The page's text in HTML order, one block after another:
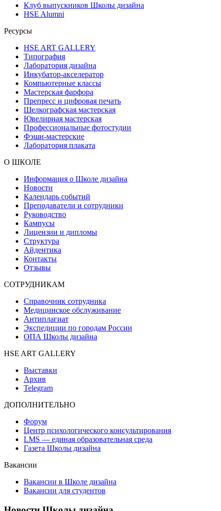
Клуб выпускников Школы дизайна
HSE Alumni
Ресурсы
HSE ART GALLERY
Типография
Лаборатория дизайна
Инкубатор-акселератор
Компьютерные классы
Мастерская фарфора
Препресс и цифровая печать
Шелкографская мастерская
Ювелирная мастерская
Профессиональные фотостудии
Фэшн-мастерские
Лаборатория плаката
О ШКОЛЕ
Информация о Школе дизайна
Новости
Календарь событий
Преподаватели и сотрудники
Руководство
Кампусы
Лицензии и дипломы
Структура
Айдентика
Контакты
Отзывы
СОТРУДНИКАМ
Справочник сотрудника
Медицинское обслуживание
Антиплагиат
Экспедиции по городам России
ОПА Школы дизайна
HSE ART GALLERY
Выставки
Архив
Telegram
ДОПОЛНИТЕЛЬНО
Форум
Центр психологического консультирования
LMS — единая образовательная среда
Газета Школы дизайна
Вакансии
Вакансии в Школе дизайна
Вакансии для студентов